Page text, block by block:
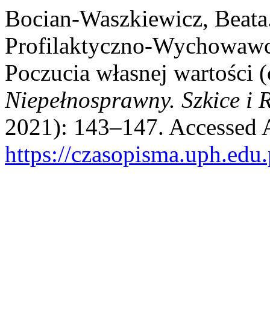
Bocian-Waszkiewicz,
Profilaktyczno-
Poczucia własnej wartości
Niepełnosprawny. Szkice i
2021): 143–147. Accessed
https://